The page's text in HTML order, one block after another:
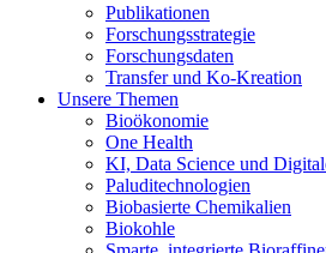
Publikationen
Forschungsstrategie
Forschungsdaten
Transfer und Ko-Kreation
Unsere Themen
Bioökonomie
One Health
KI, Data Science und
Paluditechnologien
Biobasierte Chemikalien
Biokohle